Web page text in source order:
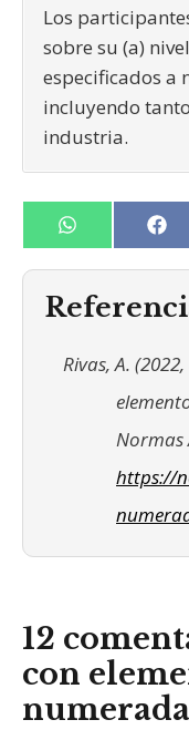
Los
sobre su (a)
especificados a
incluyendo
industria.
Compartir
en
W
h
a
s
p
en
F
a
c
b
k
Rivas, A.
Normas
https://
12
con